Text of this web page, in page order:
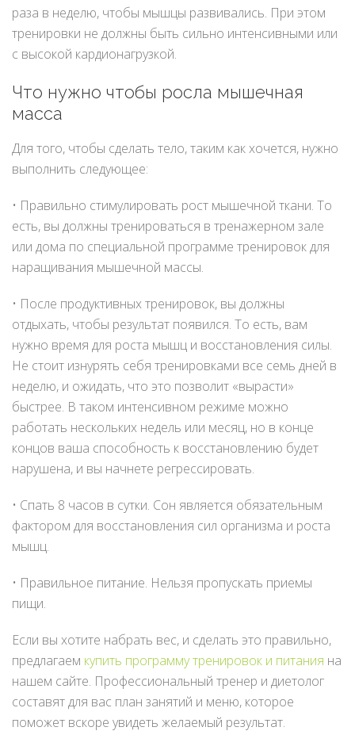
раза в неделю, чтобы мышцы развивались. При этом
тренировки не должны быть сильно интенсивными или
с высокой кардионагрузкой.
Что нужно чтобы росла мышечная
масса
Для того, чтобы сделать тело, таким как хочется, нужно
выполнить следующее:
• Правильно стимулировать рост мышечной ткани. То
есть, вы должны тренироваться в тренажерном зале
или дома по специальной программе тренировок для
наращивания мышечной массы.
• После продуктивных тренировок, вы должны
отдыхать, чтобы результат появился. То есть, вам
нужно время для роста мышц и восстановления силы.
Не стоит изнурять себя тренировками все семь дней в
неделю, и ожидать, что это позволит «вырасти»
быстрее. В таком интенсивном режиме можно
работать нескольких недель или месяц, но в конце
концов ваша способность к восстановлению будет
нарушена, и вы начнете регрессировать.
• Спать 8 часов в сутки. Сон является обязательным
фактором для восстановления сил организма и роста
мышц.
• Правильное питание. Нельзя пропускать приемы
пищи.
Если вы хотите набрать вес, и сделать это правильно,
предлагаем купить программу тренировок и питания на
нашем сайте. Профессиональный тренер и диетолог
составят для вас план занятий и меню, которое
поможет вскоре увидеть желаемый результат.